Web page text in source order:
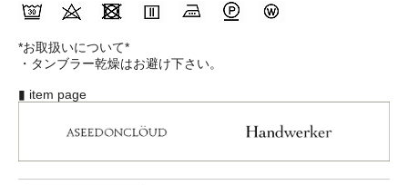
*お取扱いについて*
・タンブラー乾燥はお避け下さい。
▮ item page